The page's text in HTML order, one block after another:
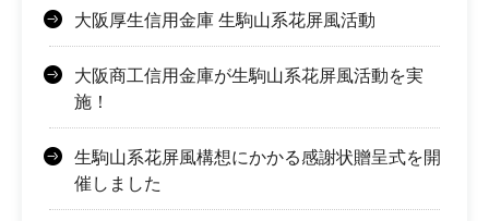
大阪厚生信用金庫 生駒山系花屏風活動
大阪商工信用金庫が生駒山系花屏風活動を実
施！
生駒山系花屏風構想にかかる感謝状贈呈式を開
催しました